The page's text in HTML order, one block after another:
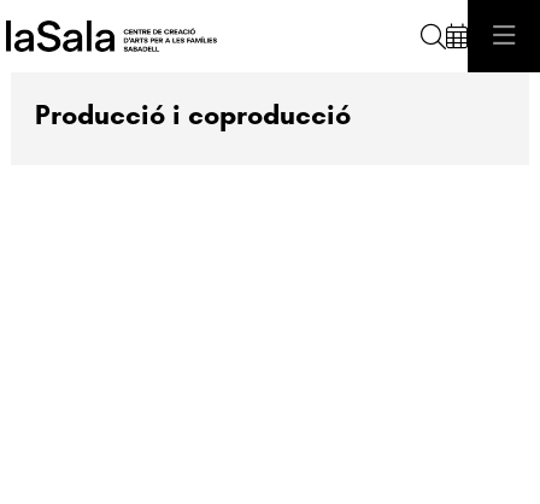
Producció i coproducció